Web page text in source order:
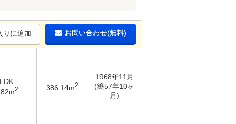
りに追加 お問い合わせ(無料)
2 386.14m2
1968年11月
(築57年10ヶ
月)